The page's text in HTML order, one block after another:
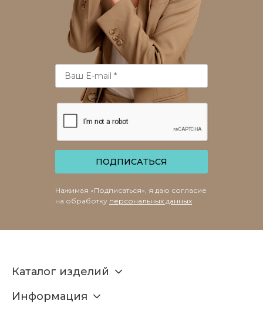
ПОДПИСАТЬСЯ
Нажимая «Подписаться», я даю согласие
на обработку персональных данных
Каталог изделий
Информация